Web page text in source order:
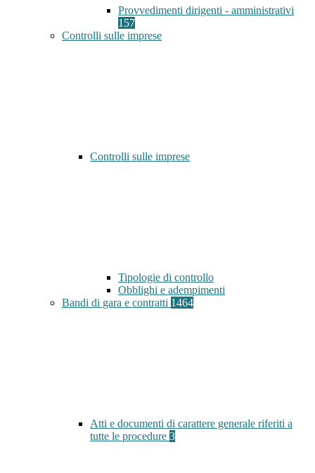
Provvedimenti dirigenti - amministrativi
157
Controlli sulle imprese
Controlli sulle imprese
Tipologie di controllo
Obblighi e adempimenti
Bandi di gara e contratti 1464
Atti e documenti di carattere generale riferiti a
tutte le procedure 3